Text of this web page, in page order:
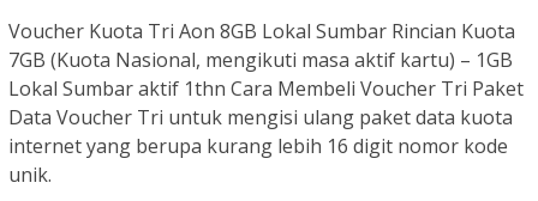
Voucher Kuota Tri Aon 8GB Lokal Sumbar Rincian Kuota
7GB (Kuota Nasional, mengikuti masa aktif kartu) – 1GB
Lokal Sumbar aktif 1thn Cara Membeli Voucher Tri Paket
Data Voucher Tri untuk mengisi ulang paket data kuota
internet yang berupa kurang lebih 16 digit nomor kode
unik.